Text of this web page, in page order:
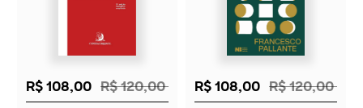
R$ 108,00 R$ 120,00
R$ 108,00 R$ 120,00